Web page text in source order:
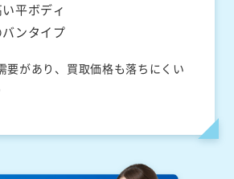
平ボディ
ンタイプ
要があり、買取価格も落ちにくい